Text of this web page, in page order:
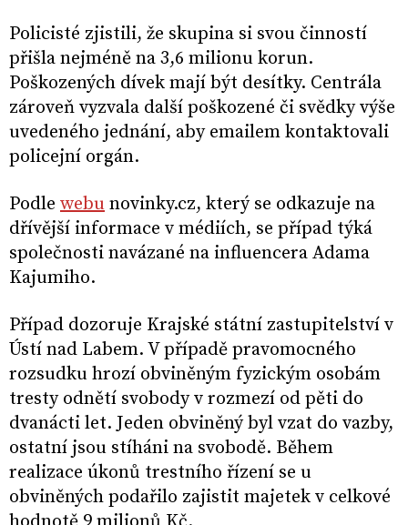
Policisté zjistili, že skupina si svou činností
přišla nejméně na 3,6 milionu korun.
Poškozených dívek mají být desítky. Centrála
zároveň vyzvala další poškozené či svědky výše
uvedeného jednání, aby emailem kontaktovali
policejní orgán.
Podle webu novinky.cz, který se odkazuje na
dřívější informace v médiích, se případ týká
společnosti navázané na influencera Adama
Kajumiho.
Případ dozoruje Krajské státní zastupitelství v
Ústí nad Labem. V případě pravomocného
rozsudku hrozí obviněným fyzickým osobám
tresty odnětí svobody v rozmezí od pěti do
dvanácti let. Jeden obviněný byl vzat do vazby,
ostatní jsou stíháni na svobodě. Během
realizace úkonů trestního řízení se u
obviněných podařilo zajistit majetek v celkové